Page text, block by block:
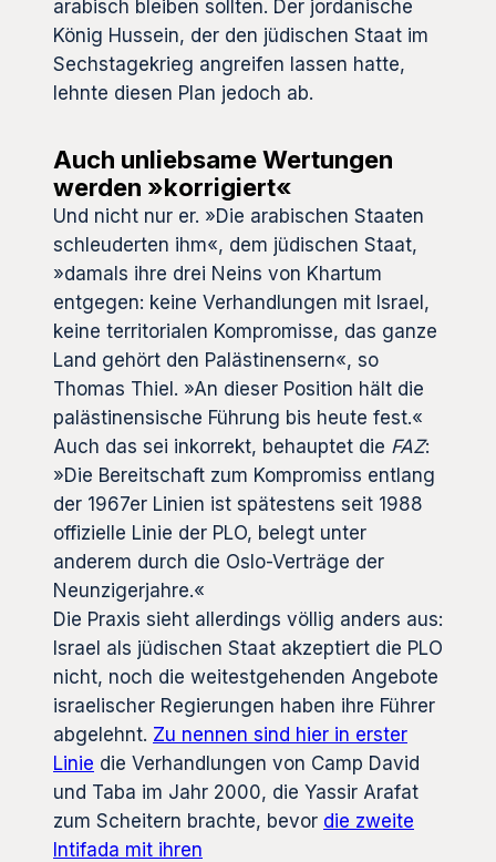
arabisch bleiben sollten. Der jordanische
König Hussein, der den jüdischen Staat im
Sechstagekrieg angreifen lassen hatte,
lehnte diesen Plan jedoch ab.
Auch unliebsame Wertungen
werden »korrigiert«
Und nicht nur er. »Die arabischen Staaten
schleuderten ihm«, dem jüdischen Staat,
»damals ihre drei Neins von Khartum
entgegen: keine Verhandlungen mit Israel,
keine territorialen Kompromisse, das ganze
Land gehört den Palästinensern«, so
Thomas Thiel. »An dieser Position hält die
palästinensische Führung bis heute fest.«
Auch das sei inkorrekt, behauptet die FAZ:
»Die Bereitschaft zum Kompromiss entlang
der 1967er Linien ist spätestens seit 1988
offizielle Linie der PLO, belegt unter
anderem durch die Oslo-Verträge der
Neunzigerjahre.«
Die Praxis sieht allerdings völlig anders aus:
Israel als jüdischen Staat akzeptiert die PLO
nicht, noch die weitestgehenden Angebote
israelischer Regierungen haben ihre Führer
abgelehnt. Zu nennen sind hier in erster
Linie die Verhandlungen von Camp David
und Taba im Jahr 2000, die Yassir Arafat
zum Scheitern brachte, bevor die zweite
Intifada mit ihren